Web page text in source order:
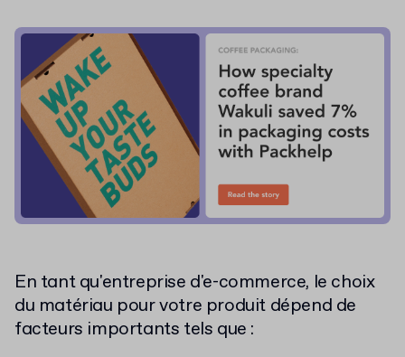
En tant qu'entreprise d'e-commerce, le choix
du matériau pour votre produit dépend de
facteurs importants tels que :